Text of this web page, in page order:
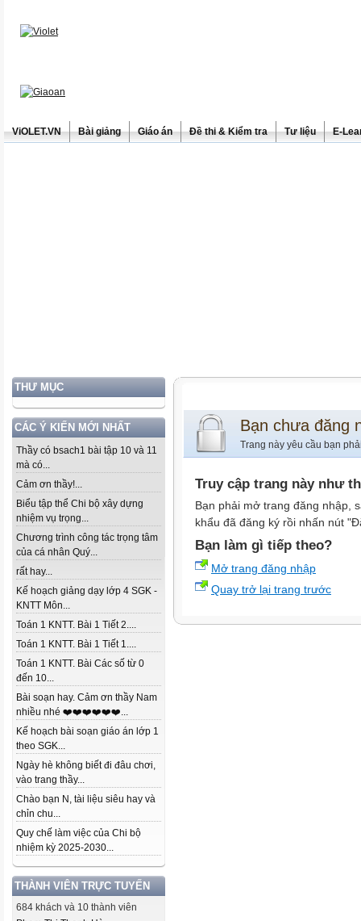
ViOLET.VN Bài giảng Giáo án Đề thi & Kiểm tra Tư liệu E-
THƯ MỤC
CÁC Ý KIẾN MỚI NHẤT
Thầy có bsach1 bài tập 10 và 11
mà có...
Cảm ơn thầy!...
Biểu tập thể Chi bộ xây dựng
nhiệm vụ trọng...
Chương trình công tác trọng tâm
của cá nhân Quý...
rất hay...
Kế hoạch giảng dạy lớp 4 SGK -
KNTT Môn...
Toán 1 KNTT. Bài 1 Tiết 2....
Toán 1 KNTT. Bài 1 Tiết 1....
Toán 1 KNTT. Bài Các số từ 0
đến 10...
Bài soạn hay. Cảm ơn thầy Nam
nhiều nhé ❤️❤️❤️❤️❤️❤️...
Kế hoạch bài soạn giáo án lớp 1
theo SGK...
Ngày hè không biết đi đâu chơi,
vào trang thầy...
Chào bạn N, tài liệu siêu hay và
chỉn chu...
Quy chế làm việc của Chi bộ
nhiệm kỳ 2025-2030...
THÀNH VIÊN TRỰC TUYẾN
684 khách và 10 thành viên
Bạn chưa đăng
Trang này yêu cầu bạn
Truy cập trang này như
Bạn phải mở trang đăng nhập,
khẩu đã đăng ký rồi nhấn nút
Bạn làm gì tiếp theo?
Mở trang đăng nhập
Quay trở lại trang trước